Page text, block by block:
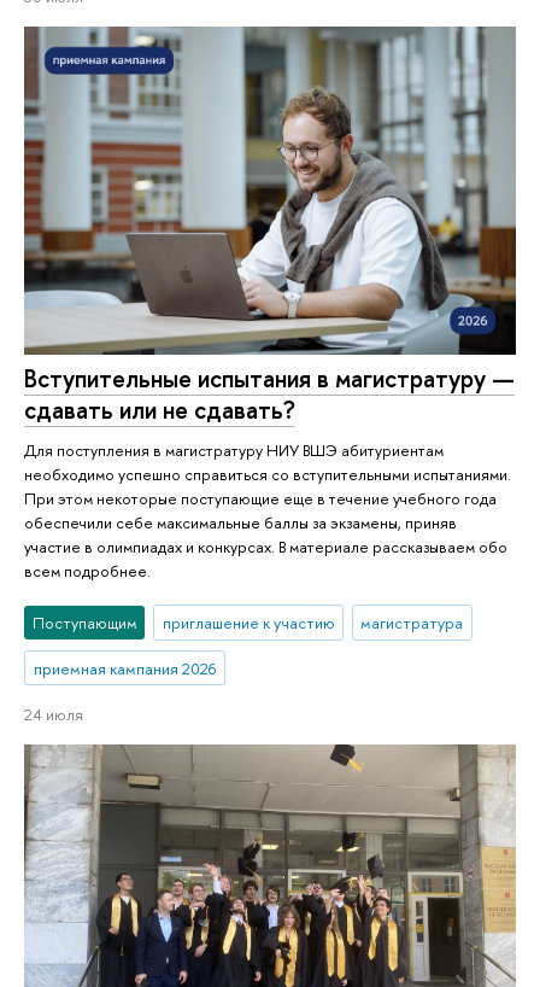
Вступительные испытания в магистратуру —
сдавать или не сдавать?
Для поступления в магистратуру НИУ ВШЭ абитуриентам
необходимо успешно справиться со вступительными испытаниями.
При этом некоторые поступающие еще в течение учебного года
обеспечили себе максимальные баллы за экзамены, приняв
участие в олимпиадах и конкурсах. В материале рассказываем обо
всем подробнее.
Поступающим приглашение к участию магистратура
приемная кампания 2026
24 июля